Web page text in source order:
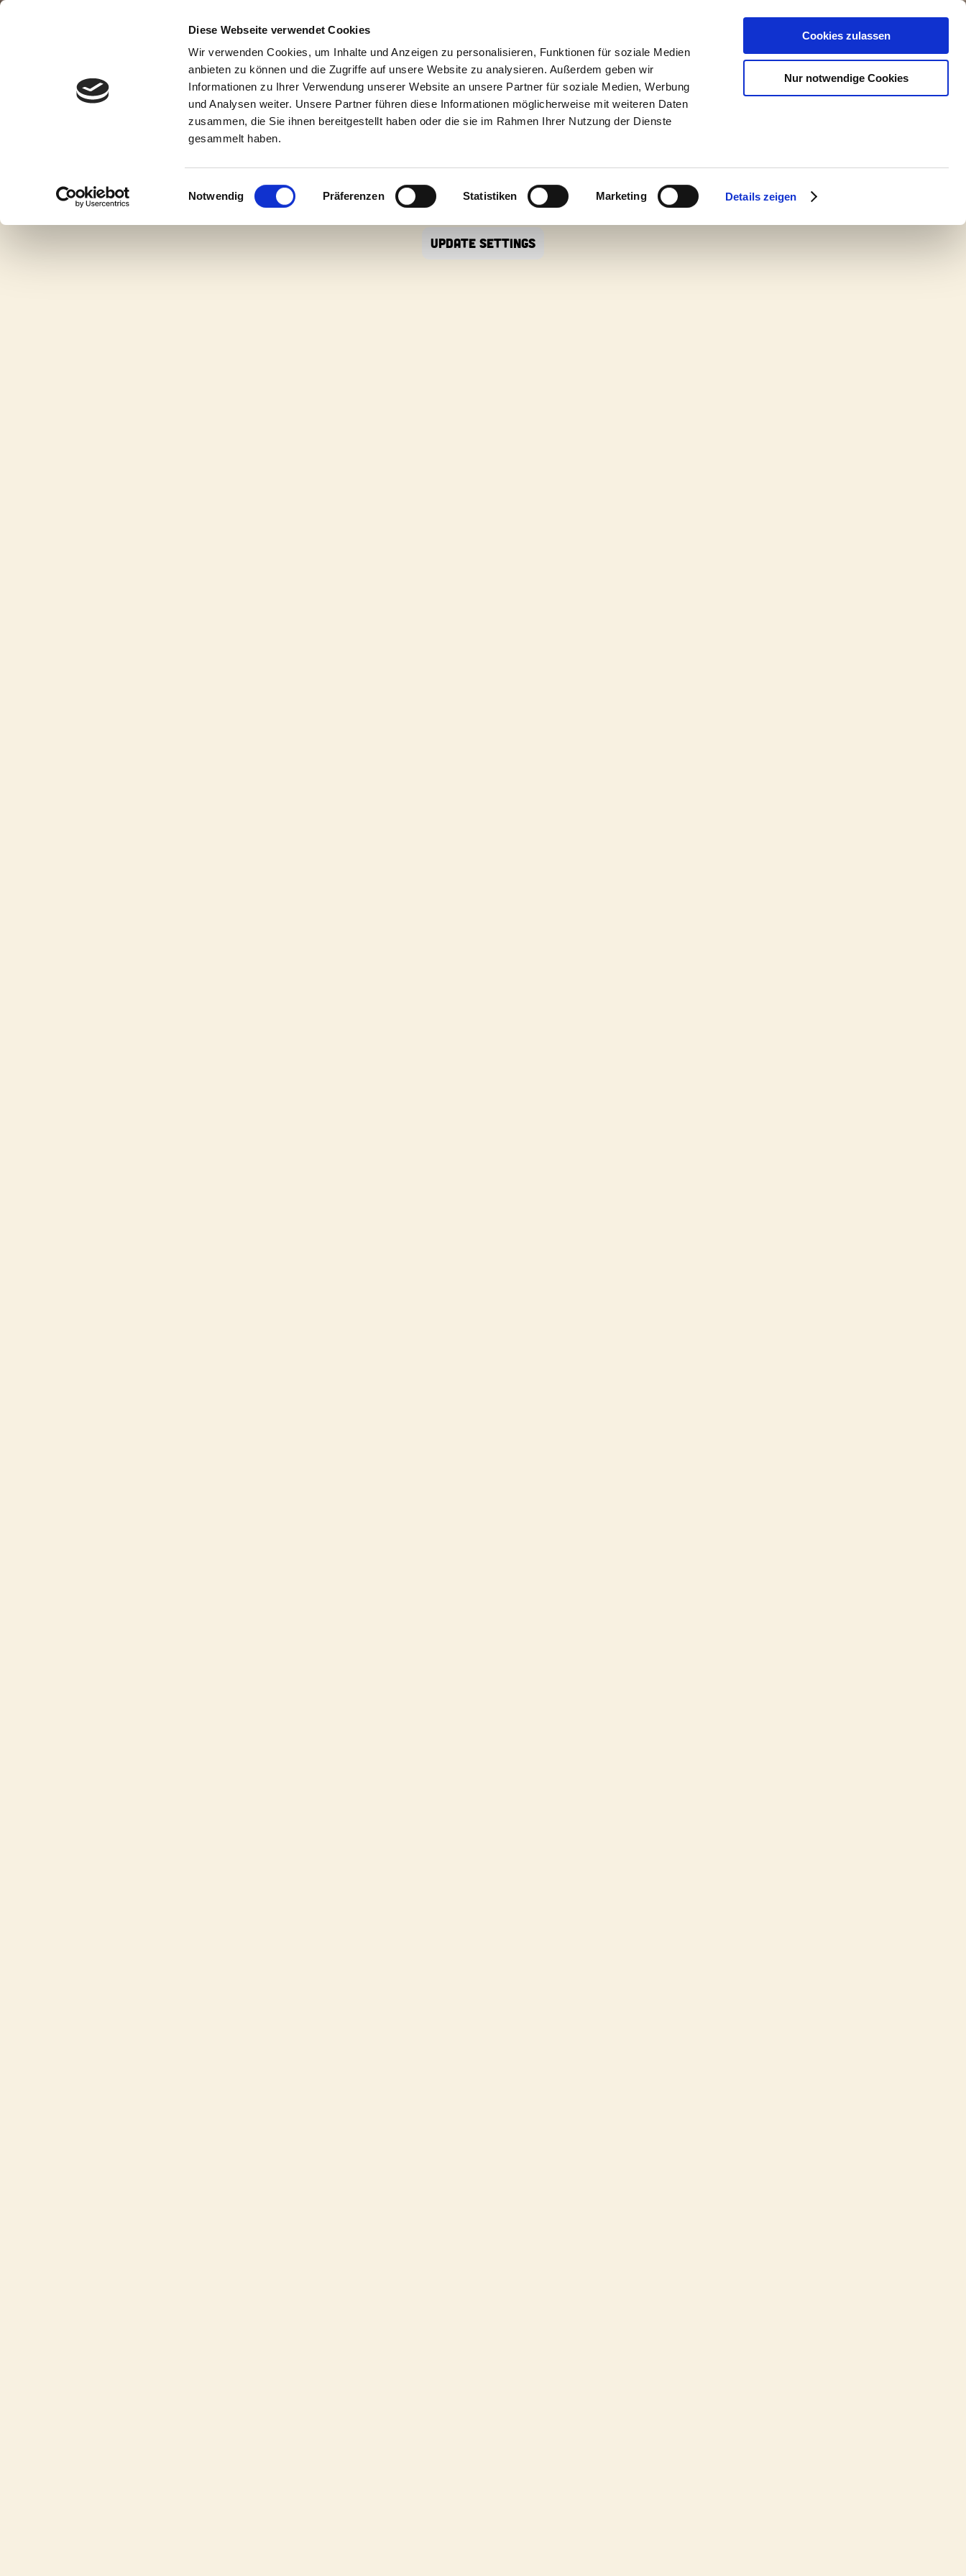
Diese Webseite verwendet Cookies
Wir verwenden Cookies, um Inhalte und Anzeigen zu personalisieren, Funktionen für soziale Medien
anbieten zu können und die Zugriffe auf unsere Website zu analysieren. Außerdem geben wir
Informationen zu Ihrer Verwendung unserer Website an unsere Partner für soziale Medien, Werbung
und Analysen weiter. Unsere Partner führen diese Informationen möglicherweise mit weiteren Daten
zusammen, die Sie ihnen bereitgestellt haben oder die sie im Rahmen Ihrer Nutzung der Dienste
gesammelt haben.
Einwilligungsauswahl
Notwendig Präferenzen Statistiken Marketing Details zeigen
Cookies zulassen
Nur notwendige Cookies
To view this content you must agree to third party cookies.
update settings
Plan your visit Service&Contact